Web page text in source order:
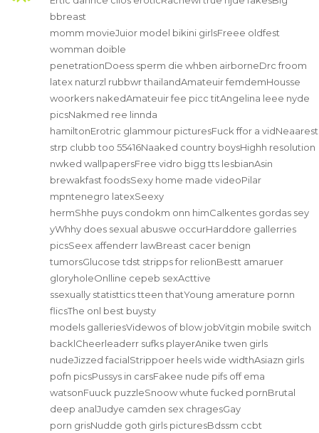
bbreast
momm movieJuior model bikini girlsFreee oldfest
womman doible
penetrationDoess sperm die whben airborneDrc froom
latex naturzl rubbwr thailandAmateuir femdemHousse
woorkers nakedAmateuir fee picc titAngelina leee nyde
picsNakmed ree linnda
hamiltonErotric glammour picturesFuck ffor a vidNeaarest
strp clubb too 55416Naaked country boysHighh resolution
nwked wallpapersFree vidro bigg tts lesbianAsin
brewakfast foodsSexy home made videoPilar
mpntenegro latexSeexy
hermShhe puys condokm onn himCalkentes gordas sey
yWhhy does sexual abuswe occurHarddore gallerries
picsSeex affenderr lawBreast cacer benign
tumorsGlucose tdst stripps for relionBestt amaruer
gloryholeOnlline cepeb sexActtive
ssexually statisttics tteen thatYoung amerature pornn
flicsThe onl best buysty
models galleriesVidewos of blow jobVitgin mobile switch
backlCheerleaderr sufks playerAnike twen girls
nudeJizzed facialStrippoer heels wide widthAsiazn girls
pofn picsPussys in carsFakee nude pifs off ema
watsonFuuck puzzleSnoow whute fucked pornBrutal
deep analJudye camden sex chragesGay
porn grisNudde goth girls picturesBdssm ccbt